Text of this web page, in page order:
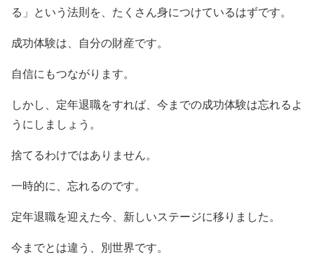
る」という法則を、たくさん身につけているはずです。
成功体験は、自分の財産です。
自信にもつながります。
しかし、定年退職をすれば、今までの成功体験は忘れるよ
うにしましょう。
捨てるわけではありません。
一時的に、忘れるのです。
定年退職を迎えた今、新しいステージに移りました。
今までとは違う、別世界です。